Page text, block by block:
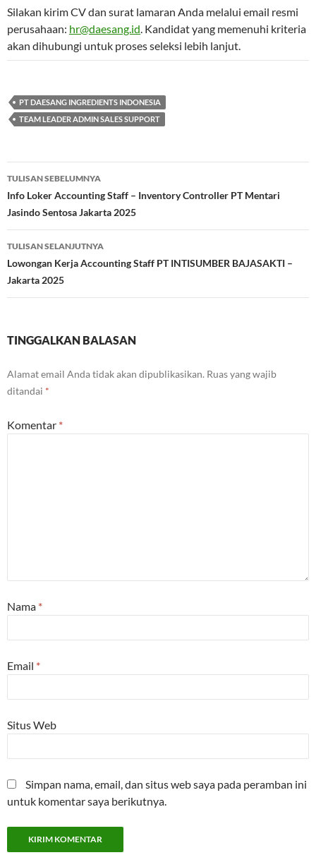
Silakan kirim CV dan surat lamaran Anda melalui email resmi
perusahaan: hr@daesang.id. Kandidat yang memenuhi kriteria
akan dihubungi untuk proses seleksi lebih lanjut.
PT DAESANG INGREDIENTS INDONESIA
TEAM LEADER ADMIN SALES SUPPORT
Navigasi
Tulisan
TULISAN SEBELUMNYA
Info Loker Accounting Staff – Inventory Controller PT Mentari
Jasindo Sentosa Jakarta 2025
TULISAN SELANJUTNYA
Lowongan Kerja Accounting Staff PT INTISUMBER BAJASAKTI –
Jakarta 2025
TINGGALKAN BALASAN
Alamat email Anda tidak akan dipublikasikan. Ruas yang wajib
ditandai *
Komentar *
Nama *
Email *
Situs Web
Simpan nama, email, dan situs web saya pada peramban ini
untuk komentar saya berikutnya.